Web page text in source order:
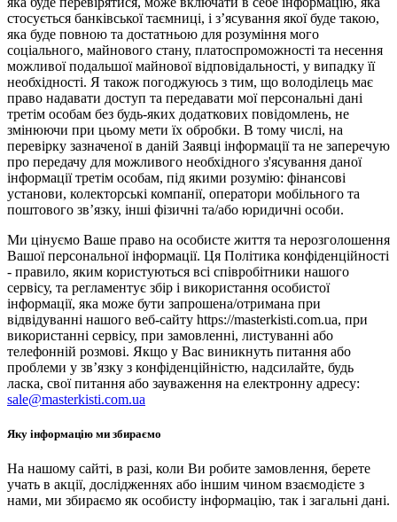
стосується банківської таємниці, і з’ясування якої буде такою,
яка буде повною та достатньою для розуміння мого
соціального, майнового стану, платоспроможності та несення
можливої подальшої майнової відповідальності, у випадку її
необхідності. Я також погоджуюсь з тим, що володілець має
право надавати доступ та передавати мої персональні дані
третім особам без будь-яких додаткових повідомлень, не
змінюючи при цьому мети їх обробки. В тому числі, на
перевірку зазначеної в даній Заявці інформації та не заперечую
про передачу для можливого необхідного з'ясування даної
інформації третім особам, під якими розумію: фінансові
установи, колекторські компанії, оператори мобільного та
поштового зв’язку, інші фізичні та/або юридичні особи.
Ми цінуємо Ваше право на особисте життя та нерозголошення
Вашої персональної інформації. Ця Політика конфіденційності
- правило, яким користуються всі співробітники нашого
сервісу, та регламентує збір і використання особистої
інформації, яка може бути запрошена/отримана при
відвідуванні нашого веб-сайту https://masterkisti.com.ua, при
використанні сервісу, при замовленні, листуванні або
телефонній розмові. Якщо у Вас виникнуть питання або
проблеми у зв’язку з конфіденційністю, надсилайте, будь
ласка, свої питання або зауваження на електронну адресу:
sale@masterkisti.com.ua
Яку інформацію ми збираємо
На нашому сайті, в разі, коли Ви робите замовлення, берете
учать в акції, дослідженнях або іншим чином взаємодієте з
нами, ми збираємо як особисту інформацію, так і загальні дані.